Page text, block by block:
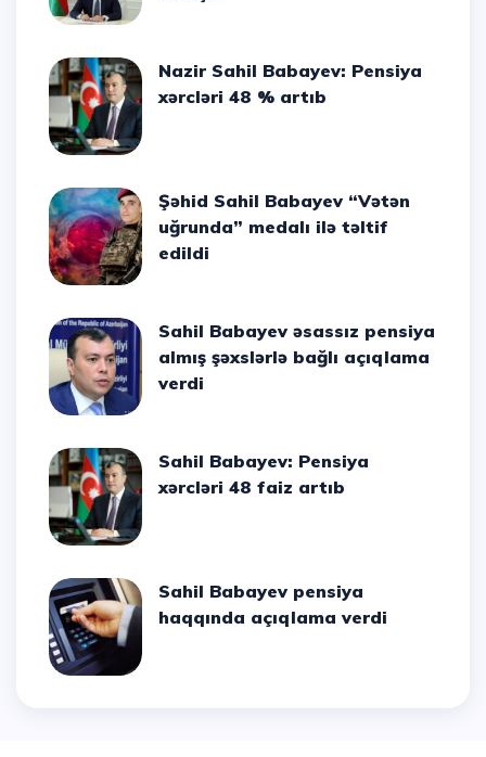
Nazir Sahil Babayev: Pensiya
xərcləri 48 % artıb
Şəhid Sahil Babayev “Vətən
uğrunda” medalı ilə təltif
edildi
Sahil Babayev əsassız pensiya
almış şəxslərlə bağlı açıqlama
verdi
Sahil Babayev: Pensiya
xərcləri 48 faiz artıb
Sahil Babayev pensiya
haqqında açıqlama verdi